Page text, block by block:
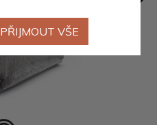
PŘIJMOUT VŠE